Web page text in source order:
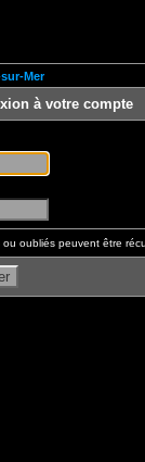
Mer
à votre compte
oubliés peuvent être